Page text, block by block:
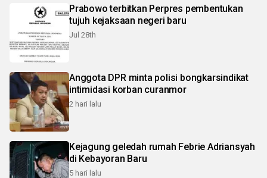
Prabowo terbitkan Perpres pembentukan
tujuh kejaksaan negeri baru
Jul 28th
Anggota DPR minta polisi bongkarsindikat
intimidasi korban curanmor
2 hari lalu
Kejagung geledah rumah Febrie Adriansyah
di Kebayoran Baru
5 hari lalu